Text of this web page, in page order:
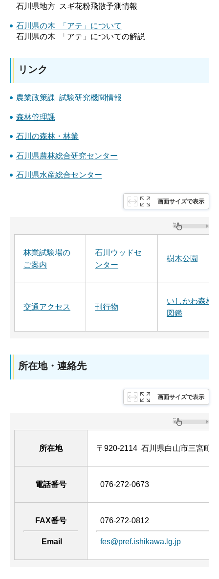
石川県地方 スギ花粉飛散予測情報
石川県の木 「アテ」について
石川県の木 「アテ」についての解説
リンク
農業政策課 試験研究機関情報
森林管理課
石川の森林・林業
石川県農林総合研究センター
石川県水産総合センター
画面サイズで表示
林業試験場の
ご案内
石川ウッドセ
ンター
樹木公園
交通アクセス 刊行物
いしかわ森林
図鑑
所在地・連絡先
画面サイズで表示
所在地 〒920-2114 石川県白山市三宮町
電話番号 076-272-0673
FAX番号
Email
076-272-0812
fes@pref.ishikawa.lg.jp